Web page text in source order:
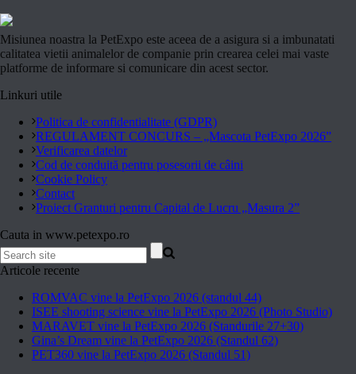
Misiunea noastra la PetExpo este aceea de a asigura si a imbunatati
calitatea vietii animalelor de companie prin crearea celei mai vaste
platforme de informare si comunicare din acest sector.
Linkuri utile
Politica de confidentialitate (GDPR)
REGULAMENT CONCURS – „Mascota PetExpo 2026”
Verificarea datelor
Cod de conduită pentru posesorii de câini
Cookie Policy
Contact
Proiect Granturi pentru Capital de Lucru „Masura 2”
Cauta in www.petexpo.ro
Articole recente
ROMVAC vine la PetExpo 2026 (standul 44)
ISEE shooting science vine la PetExpo 2026 (Photo Studio)
MARAVET vine la PetExpo 2026 (Standurile 27+30)
Gina’s Dream vine la PetExpo 2026 (Standul 62)
PET360 vine la PetExpo 2026 (Standul 51)